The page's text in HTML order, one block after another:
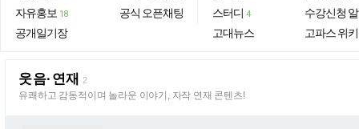
자유홍보 18
공개일기장
공식 오픈채팅
스터디 4
고대뉴스
수강신청
고파스 위키
웃음·연재 2
유쾌하고 감동적이며 놀라운 이야기, 자작 연재 콘텐츠!